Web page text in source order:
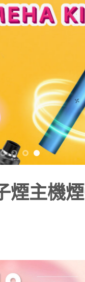
煙主機